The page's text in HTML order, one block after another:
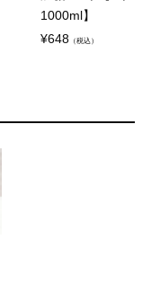
1000ml】
¥648（税込）